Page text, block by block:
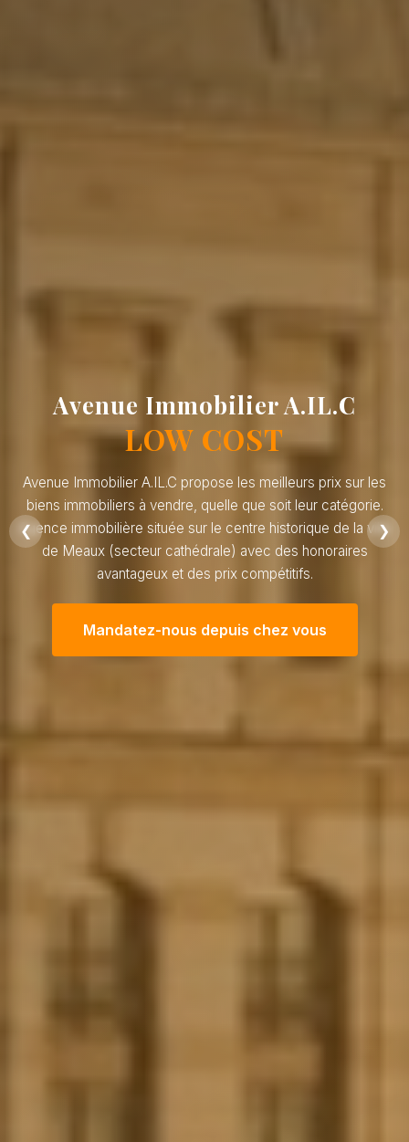
❮ ❯
Avenue Immobilier A.IL.C
LOW COST
Avenue Immobilier A.IL.C propose les meilleurs prix sur les
biens immobiliers à vendre, quelle que soit leur catégorie.
Agence immobilière située sur le centre historique de la ville
de Meaux (secteur cathédrale) avec des honoraires
avantageux et des prix compétitifs.
Mandatez-nous depuis chez vous